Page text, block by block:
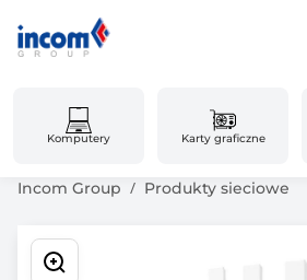
Komputery Karty graficzne
Incom Group Produkty sieciowe